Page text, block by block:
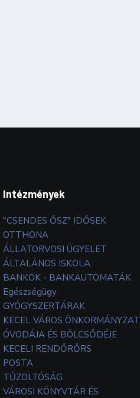
Intézmények
"CSENDES ŐSZ" IDŐSEK
OTTHONA
ÁLLATORVOSI ÜGYELET
ÁLTALÁNOS ISKOLA
BANKOK - BANKAUTOMATÁK
Egészségügy
GYÓGYSZERTÁRAK
KECEL VÁROS ÖNKORMÁNYZAT
ÓVODÁJA ÉS BÖLCSŐDÉJE
KECELI RENDŐRŐRS
POSTA
TŰZOLTÓSÁG
VÁROSI KÖNYVTÁR ÉS